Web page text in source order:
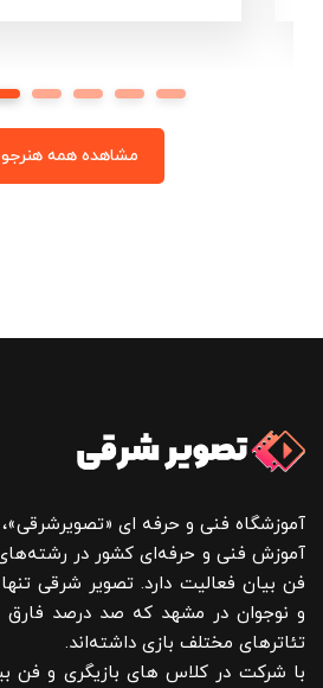
۳ ۴ ۵ ۶
مشاهده همه
آموزشگاه فنی و حرفه ای
آموزش فنی و حرفه‌ای کشور در رشته‌های
فن بیان فعالیت دارد. تصویر شرقی
و نوجوان در مشهد که صد درصد فارق
تئاترهای مختلف بازی داشته‌اند.
با شرکت در کلاس های بازیگری و فن